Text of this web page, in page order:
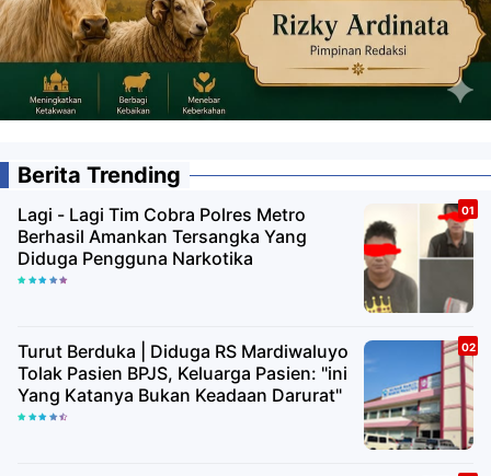
Berita Trending
Lagi - Lagi Tim Cobra Polres Metro
Berhasil Amankan Tersangka Yang
Diduga Pengguna Narkotika
Turut Berduka | Diduga RS Mardiwaluyo
Tolak Pasien BPJS, Keluarga Pasien: "ini
Yang Katanya Bukan Keadaan Darurat"